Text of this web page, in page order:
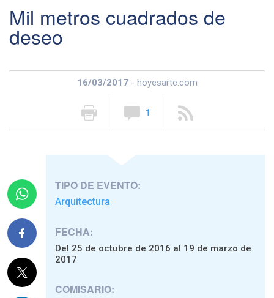
Mil metros cuadrados de
deseo
16/03/2017- hoyesarte.com
1
TIPO DE EVENTO:
Arquitectura
FECHA:
Del 25 de octubre de 2016 al 19 de marzo de
2017
COMISARIO: